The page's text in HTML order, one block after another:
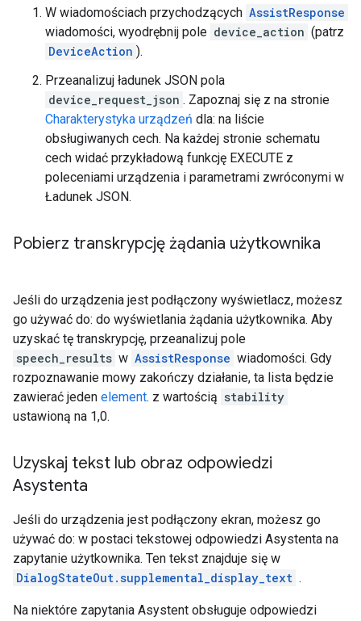
W wiadomościach przychodzących AssistResponse
wiadomości, wyodrębnij pole device_action (patrz
DeviceAction ).
Przeanalizuj ładunek JSON pola
device_request_json . Zapoznaj się z na stronie
Charakterystyka urządzeń dla: na liście
obsługiwanych cech. Na każdej stronie schematu
cech widać przykładową funkcję EXECUTE z
poleceniami urządzenia i parametrami zwróconymi w
Ładunek JSON.
Pobierz transkrypcję żądania użytkownika
Jeśli do urządzenia jest podłączony wyświetlacz, możesz
go używać do: do wyświetlania żądania użytkownika. Aby
uzyskać tę transkrypcję, przeanalizuj pole
speech_results w AssistResponse wiadomości. Gdy
rozpoznawanie mowy zakończy działanie, ta lista będzie
zawierać jeden element. z wartością stability
ustawioną na 1,0.
Uzyskaj tekst lub obraz odpowiedzi
Asystenta
Jeśli do urządzenia jest podłączony ekran, możesz go
używać do: w postaci tekstowej odpowiedzi Asystenta na
zapytanie użytkownika. Ten tekst znajduje się w
DialogStateOut.supplemental_display_text .
Na niektóre zapytania Asystent obsługuje odpowiedzi